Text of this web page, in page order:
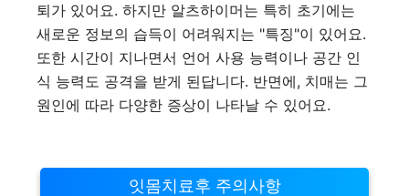
퇴가 있어요. 하지만 알츠하이머는 특히 초기에는
새로운 정보의 습득이 어려워지는 "특징"이 있어요.
또한 시간이 지나면서 언어 사용 능력이나 공간 인
식 능력도 공격을 받게 된답니다. 반면에, 치매는 그
원인에 따라 다양한 증상이 나타날 수 있어요.
잇몸치료후 주의사항